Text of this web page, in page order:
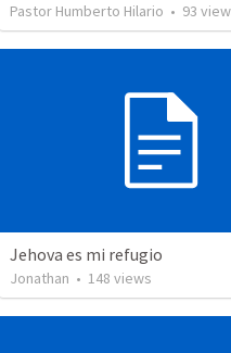
Pastor Humberto Hilario • 93
Jehova es mi refugio
Jonathan • 148 views